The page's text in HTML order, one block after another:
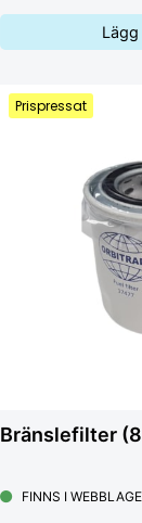
Prispressat
Bränslefilter
FINNS I